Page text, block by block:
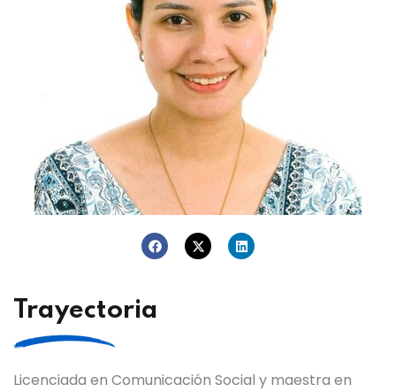
Trayectoria
Licenciada en Comunicación Social y maestra en